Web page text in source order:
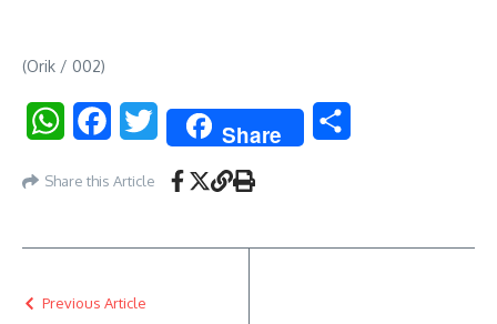
(Orik / 002)
WhatsAppFacebookTwitter Share
Share this Article
Previous Article